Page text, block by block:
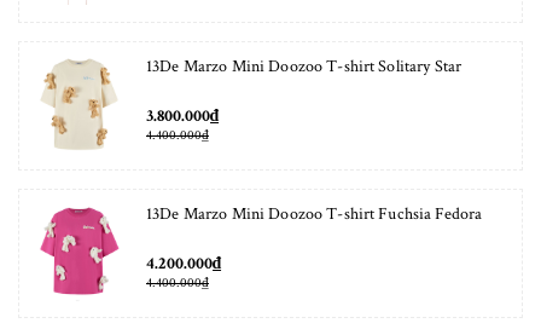
13De Marzo Mini Doozoo T-shirt Solitary Star
3.800.000₫
4.400.000₫
13De Marzo Mini Doozoo T-shirt Fuchsia Fedora
4.200.000₫
4.400.000₫